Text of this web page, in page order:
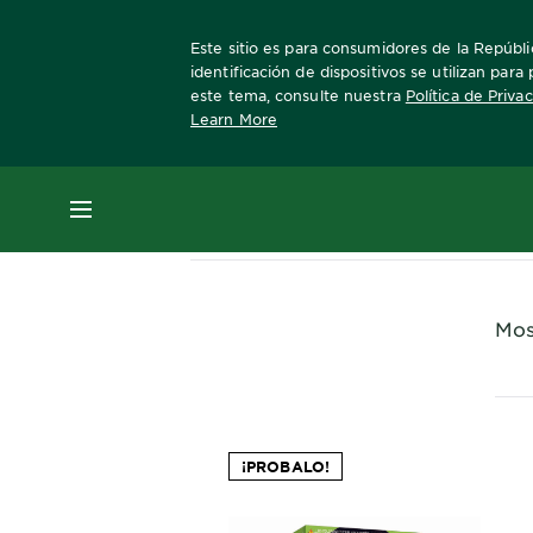
Este sitio es para consumidores de la
identificación de dispositivos se utilizan para
este tema, consulte nuestra Política de
Learn More
MENÚ
Home Nutrisse
¡PROBALO!